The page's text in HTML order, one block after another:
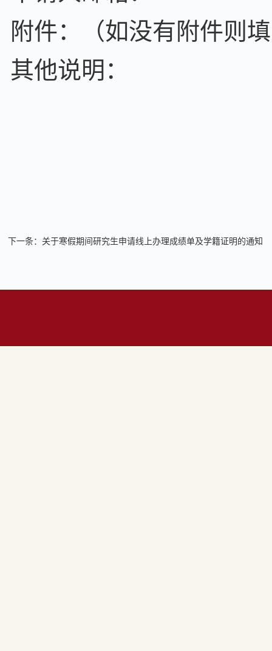
附件：（如没有附件则
其他说明：
下一条： 关于寒假期间研究生申请线上办理成绩单及学籍证明的通知